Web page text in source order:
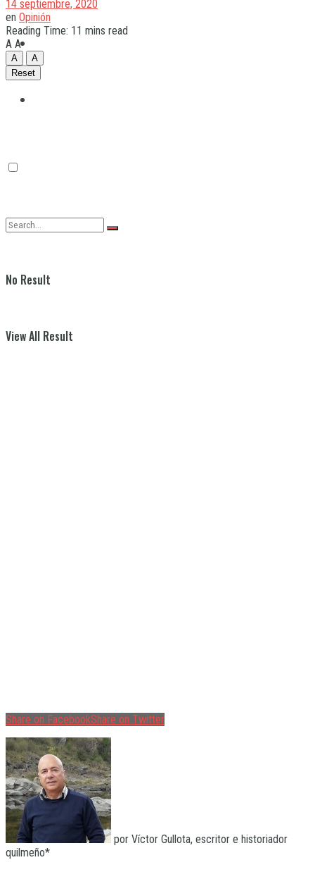
No Result
View All Result
14 septiembre, 2020
en Opinión
Reading Time: 11 mins read
A A
A
A
Reset
Share on FacebookShare on Twitter
por Víctor Gullota, escritor e historiador
quilmeño*